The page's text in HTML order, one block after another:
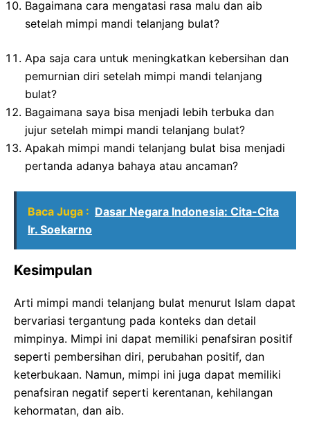
Bagaimana cara mengatasi rasa malu dan aib
setelah mimpi mandi telanjang bulat?
Apa saja cara untuk meningkatkan kebersihan dan
pemurnian diri setelah mimpi mandi telanjang
bulat?
Bagaimana saya bisa menjadi lebih terbuka dan
jujur setelah mimpi mandi telanjang bulat?
Apakah mimpi mandi telanjang bulat bisa menjadi
pertanda adanya bahaya atau ancaman?
Baca Juga : Dasar Negara Indonesia: Cita-Cita
Ir. Soekarno
Kesimpulan
Arti mimpi mandi telanjang bulat menurut Islam dapat
bervariasi tergantung pada konteks dan detail
mimpinya. Mimpi ini dapat memiliki penafsiran positif
seperti pembersihan diri, perubahan positif, dan
keterbukaan. Namun, mimpi ini juga dapat memiliki
penafsiran negatif seperti kerentanan, kehilangan
kehormatan, dan aib.